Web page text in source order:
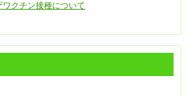
クチン接種について